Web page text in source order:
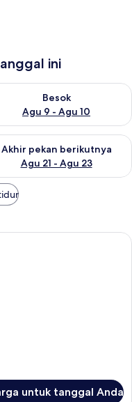
ini
8 - Agu 9
Besok
Agu 9 - Agu 10
ketersediaan untuk
ini Agu 14 - Agu 16
Akhir pekan berikutnya
Agu 21 - Agu 23
ketersediaan untuk
Double Klasik | Seprai
untuk tanggal Anda